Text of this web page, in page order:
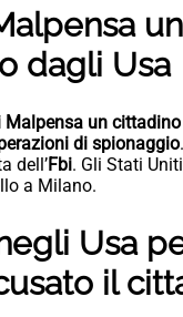
dagli Usa
Malpensa un
di spionaggio
dell’Fbi. Gli Stati
a Milano.
Usa
il